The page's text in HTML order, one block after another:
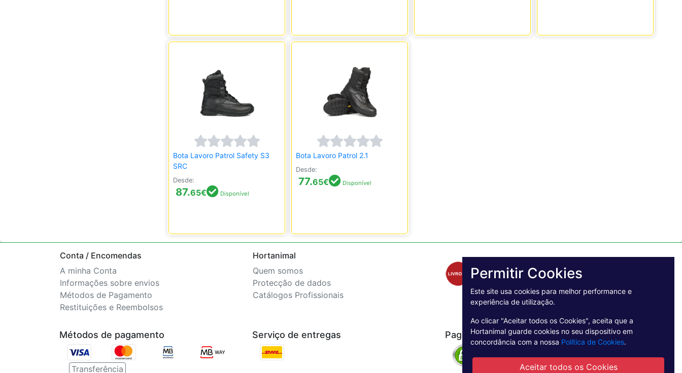
Bota Lavoro Patrol Safety S3
SRC
Desde:
87.65€ Disponível
Bota Lavoro Patrol 2.1
Desde:
77.65€ Disponível
Conta / Encomendas
A minha Conta
Informações sobre envios
Métodos de Pagamento
Restituições e Reembolsos
Hortanimal
Quem somos
Protecção de dados
Catálogos Profissionais
Métodos de pagamento
Transferência
Serviço de entregas Pagamento Seguro
Permitir Cookies
Este site usa cookies para melhor performance e
experiência de utilização.
Ao clicar "Aceitar todos os Cookies", aceita que a
Hortanimal guarde cookies no seu dispositivo em
concordância com a nossa Política de Cookies.
Aceitar todos os Cookies